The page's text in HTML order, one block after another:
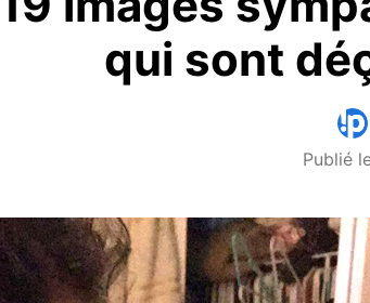
qui sont
Publié